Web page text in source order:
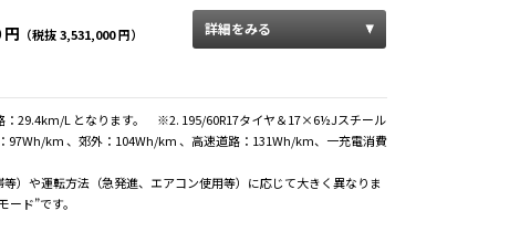
（税抜 3,531,000 円） 詳細をみる
：29.4km/L となります。 ※2. 195/60R17タイヤ＆17×6½Jスチール
97Wh/km 、郊外：104Wh/km 、高速道路：131Wh/km、一充電消費
）や運転方法（急発進、エアコン使用等）に応じて大きく異なりま
ド”です。